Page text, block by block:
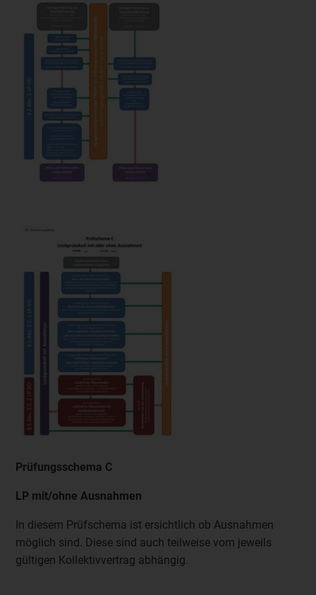
Prüfungsschema C
LP mit/ohne Ausnahmen
In diesem Prüfschema ist ersichtlich ob Ausnahmen
möglich sind. Diese sind auch teilweise vom jeweils
gültigen Kollektivvertrag abhängig.